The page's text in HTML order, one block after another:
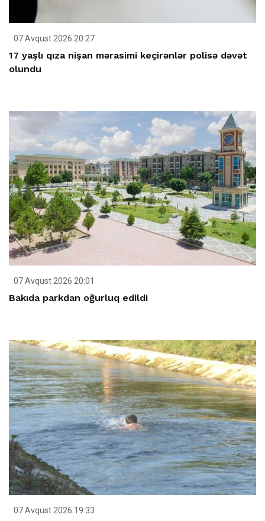
07 Avqust 2026 20:27
17 yaşlı qıza nişan mərasimi keçirənlər polisə dəvət
olundu
07 Avqust 2026 20:01
Bakıda parkdan oğurluq edildi
07 Avqust 2026 19:33